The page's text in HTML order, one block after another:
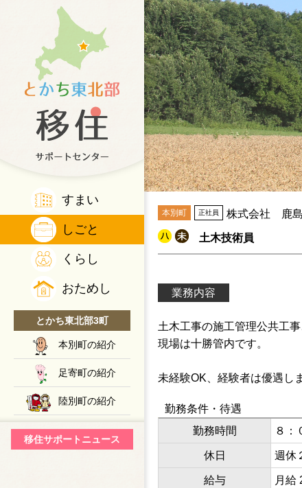
本別町 正社員 株式会社 鹿
土木技術員
業務内容
土木工事の施工管理公共工
現場は十勝管内です。
未経験OK、経験者は優遇し
勤務条件・待遇
勤務時間
８：
休日 週休
給与 月給
すまい
しごと
くらし
おためし
とかち東北部3町
本別町の紹介
足寄町の紹介
陸別町の紹介
移住サポートニュース